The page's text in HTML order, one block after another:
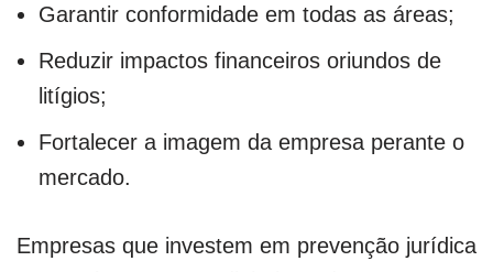
Garantir conformidade em todas as áreas;
Reduzir impactos financeiros oriundos de
litígios;
Fortalecer a imagem da empresa perante o
mercado.
Empresas que investem em prevenção jurídica